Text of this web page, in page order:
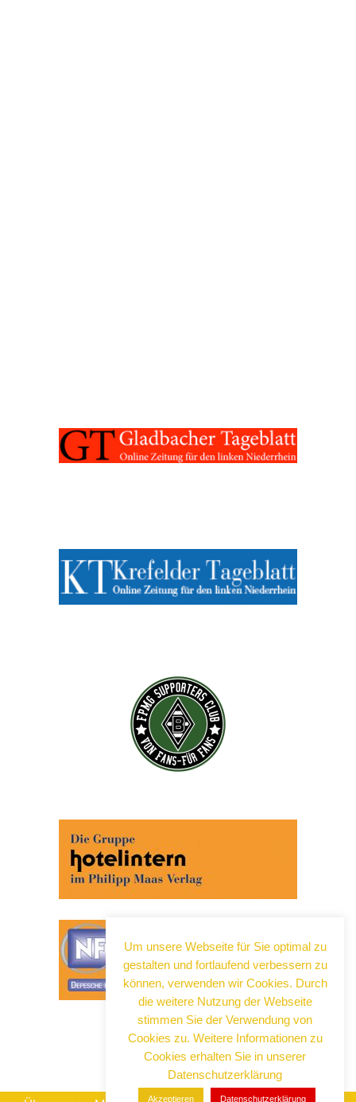
Abonnieren Sie jetzt unseren Newsletter!
Wenn Sie noch mehr wissen wollen, tragen Sie sich
vertiefende Infos zu gesellschaftlichen
Entwicklungen, Kulinarik, Kunst und Kultur in Neuss!
Wir senden keinen Spam! Erfahre mehr in unserer
Um unsere Webseite für Sie optimal zu
gestalten und fortlaufend verbessern zu
können, verwenden wir Cookies. Durch
die weitere Nutzung der Webseite
stimmen Sie der Verwendung von
Cookies zu. Weitere Informationen zu
Cookies erhalten Sie in unserer
Datenschutzerklärung
Akzeptieren Datenschutzerklärung